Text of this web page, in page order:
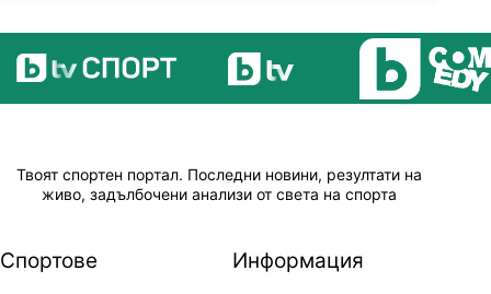
Твоят спортен портал. Последни новини, резултати на
живо, задълбочени анализи от света на спорта
Спортове Информация